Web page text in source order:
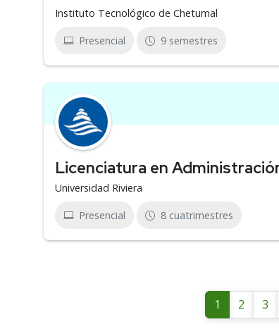
Instituto Tecnológico de Chetumal
Presencial 9 semestres
Licenciatura en
Universidad Riviera
Presencial 8 cuatrimestres
1 2 3